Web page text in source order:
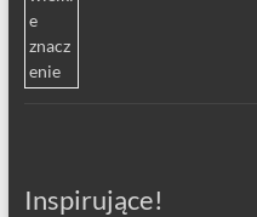
Inspirujące!